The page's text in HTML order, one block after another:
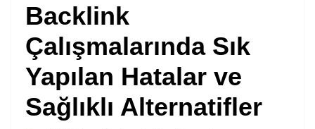
Backlink
Çalışmalarında Sık
Yapılan Hatalar ve
Sağlıklı Alternatifler